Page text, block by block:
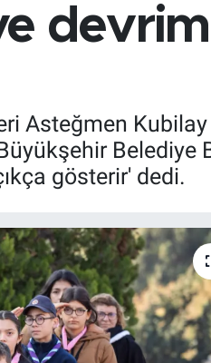
Asteğmen
Belediye
gösterir' dedi.